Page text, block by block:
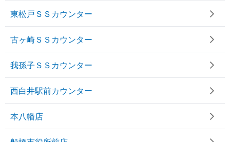
東松戸ＳＳカウンター
古ヶ崎ＳＳカウンター
我孫子ＳＳカウンター
西白井駅前カウンター
本八幡店